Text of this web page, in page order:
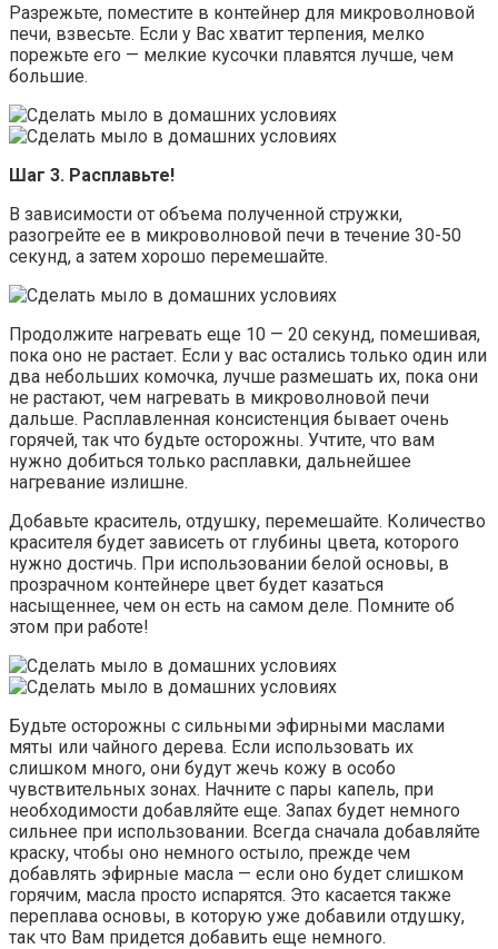
Разрежьте, поместите в контейнер для микроволновой
печи, взвесьте. Если у Вас хватит терпения, мелко
порежьте его — мелкие кусочки плавятся лучше, чем
большие.
Шаг 3. Расплавьте!
В зависимости от объема полученной стружки,
разогрейте ее в микроволновой печи в течение 30-50
секунд, а затем хорошо перемешайте.
Продолжите нагревать еще 10 — 20 секунд, помешивая,
пока оно не растает. Если у вас остались только один или
два небольших комочка, лучше размешать их, пока они
не растают, чем нагревать в микроволновой печи
дальше. Расплавленная консистенция бывает очень
горячей, так что будьте осторожны. Учтите, что вам
нужно добиться только расплавки, дальнейшее
нагревание излишне.
Добавьте краситель, отдушку, перемешайте. Количество
красителя будет зависеть от глубины цвета, которого
нужно достичь. При использовании белой основы, в
прозрачном контейнере цвет будет казаться
насыщеннее, чем он есть на самом деле. Помните об
этом при работе!
Будьте осторожны с сильными эфирными маслами
мяты или чайного дерева. Если использовать их
слишком много, они будут жечь кожу в особо
чувствительных зонах. Начните с пары капель, при
необходимости добавляйте еще. Запах будет немного
сильнее при использовании. Всегда сначала добавляйте
краску, чтобы оно немного остыло, прежде чем
добавлять эфирные масла — если оно будет слишком
горячим, масла просто испарятся. Это касается также
переплава основы, в которую уже добавили отдушку,
так что Вам придется добавить еще немного.